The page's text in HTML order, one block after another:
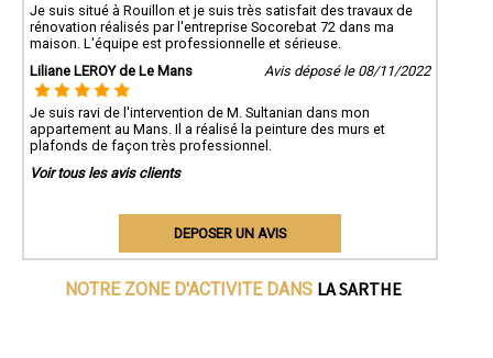
Je suis situé à Rouillon et je suis très satisfait des travaux de
rénovation réalisés par l'entreprise Socorebat 72 dans ma
maison. L'équipe est professionnelle et sérieuse.
Liliane LEROY de Le Mans
Avis déposé le 08/11/2022
Je suis ravi de l'intervention de M. Sultanian dans mon
appartement au Mans. Il a réalisé la peinture des murs et
plafonds de façon très professionnel.
Voir tous les avis clients
DEPOSER UN AVIS
NOTRE ZONE D'ACTIVITE DANS LA SARTHE